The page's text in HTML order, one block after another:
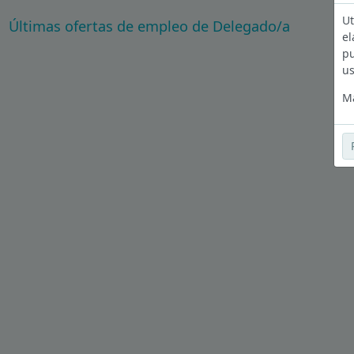
Últimas ofertas de empleo de Delegado/a